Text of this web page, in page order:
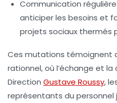
Communication régulière
anticiper les besoins et
projets sociaux thermés
Ces mutations témoignent
rationnel, où l’échange et
Direction Gustave Roussy,
représentants du